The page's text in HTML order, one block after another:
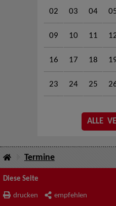
02 03 04
09 10 11
16 17 18
23 24 25
ALLE
Termine
Diese Seite
drucken empfehlen